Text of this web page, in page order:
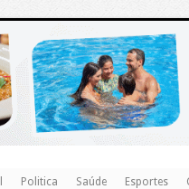
Politica Saúde Esportes